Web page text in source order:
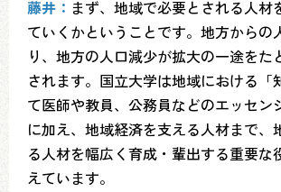
藤井： まず、地域で必要とされる人材
ていくかということです。地方からの
り、地方の人口減少が拡大の一途をた
されます。国立大学は地域における「
て医師や教員、公務員などのエッセン
に加え、地域経済を支える人材まで、
る人材を幅広く育成・輩出する重要な
えています。